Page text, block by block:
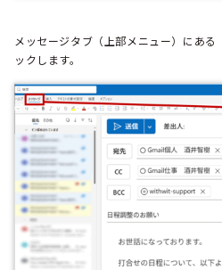
メッセージタブ（上部メニュー）にある
ックします。